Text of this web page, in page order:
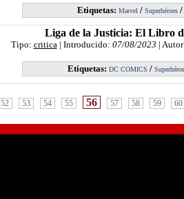
Etiquetas: Marvel/ Superhéroes/
Liga de la Justicia: El Libro
Tipo: critica| Introducido: 07/08/2023 |
Etiquetas: DC COMICS /
52 53 54 55 56 57 58 59 60